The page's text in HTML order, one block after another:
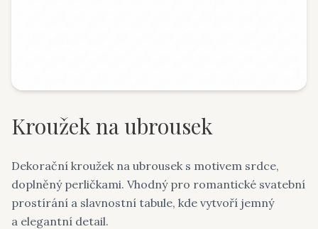
Kroužek na ubrousek
Dekorační kroužek na ubrousek s motivem srdce,
doplněný perličkami. Vhodný pro romantické svatební
prostírání a slavnostní tabule, kde vytvoří jemný
a elegantní detail.